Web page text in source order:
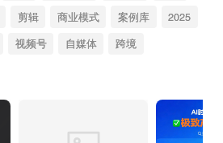
剪辑 商业模式 案例库
2025
视频号 自媒体 跨境